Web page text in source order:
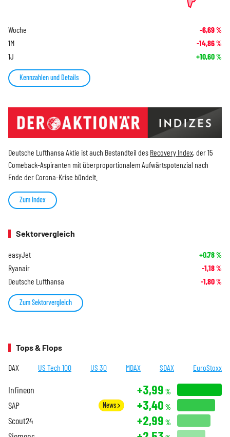
Woche -6,69%
1M -14,86%
1J +10,60%
Kennzahlen und Details
Deutsche Lufthansa Aktie ist auch Bestandteil des Recovery Index, der 15
Comeback-Aspiranten mit überproportionalem Aufwärtspotenzial nach
Ende der Corona-Krise bündelt.
Zum Index
Sektorvergleich
easyJet +0,78%
Ryanair -1,18%
Deutsche Lufthansa -1,80%
Zum Sektorvergleich
Tops & Flops
DAX US Tech 100 US 30 MDAX SDAX EuroStoxx
Infineon +3,99 %
SAP News +3,40 %
Scout24 +2,99 %